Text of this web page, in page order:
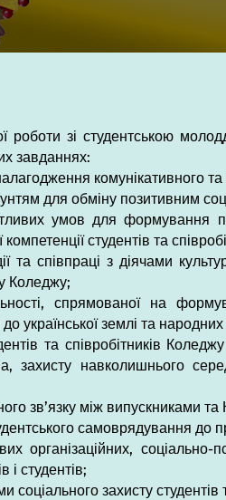
роботи зі студентською
завданнях:
комунікативного та
для обміну позитивним
умов для формування
студентів та
співпраці з діячами
Коледжу;
спрямованої на
української землі та народних
та співробітників
захисту навколишнього
зв’язку між випускниками
самоврядування до
організаційних, соціально-
і студентів;
захисту